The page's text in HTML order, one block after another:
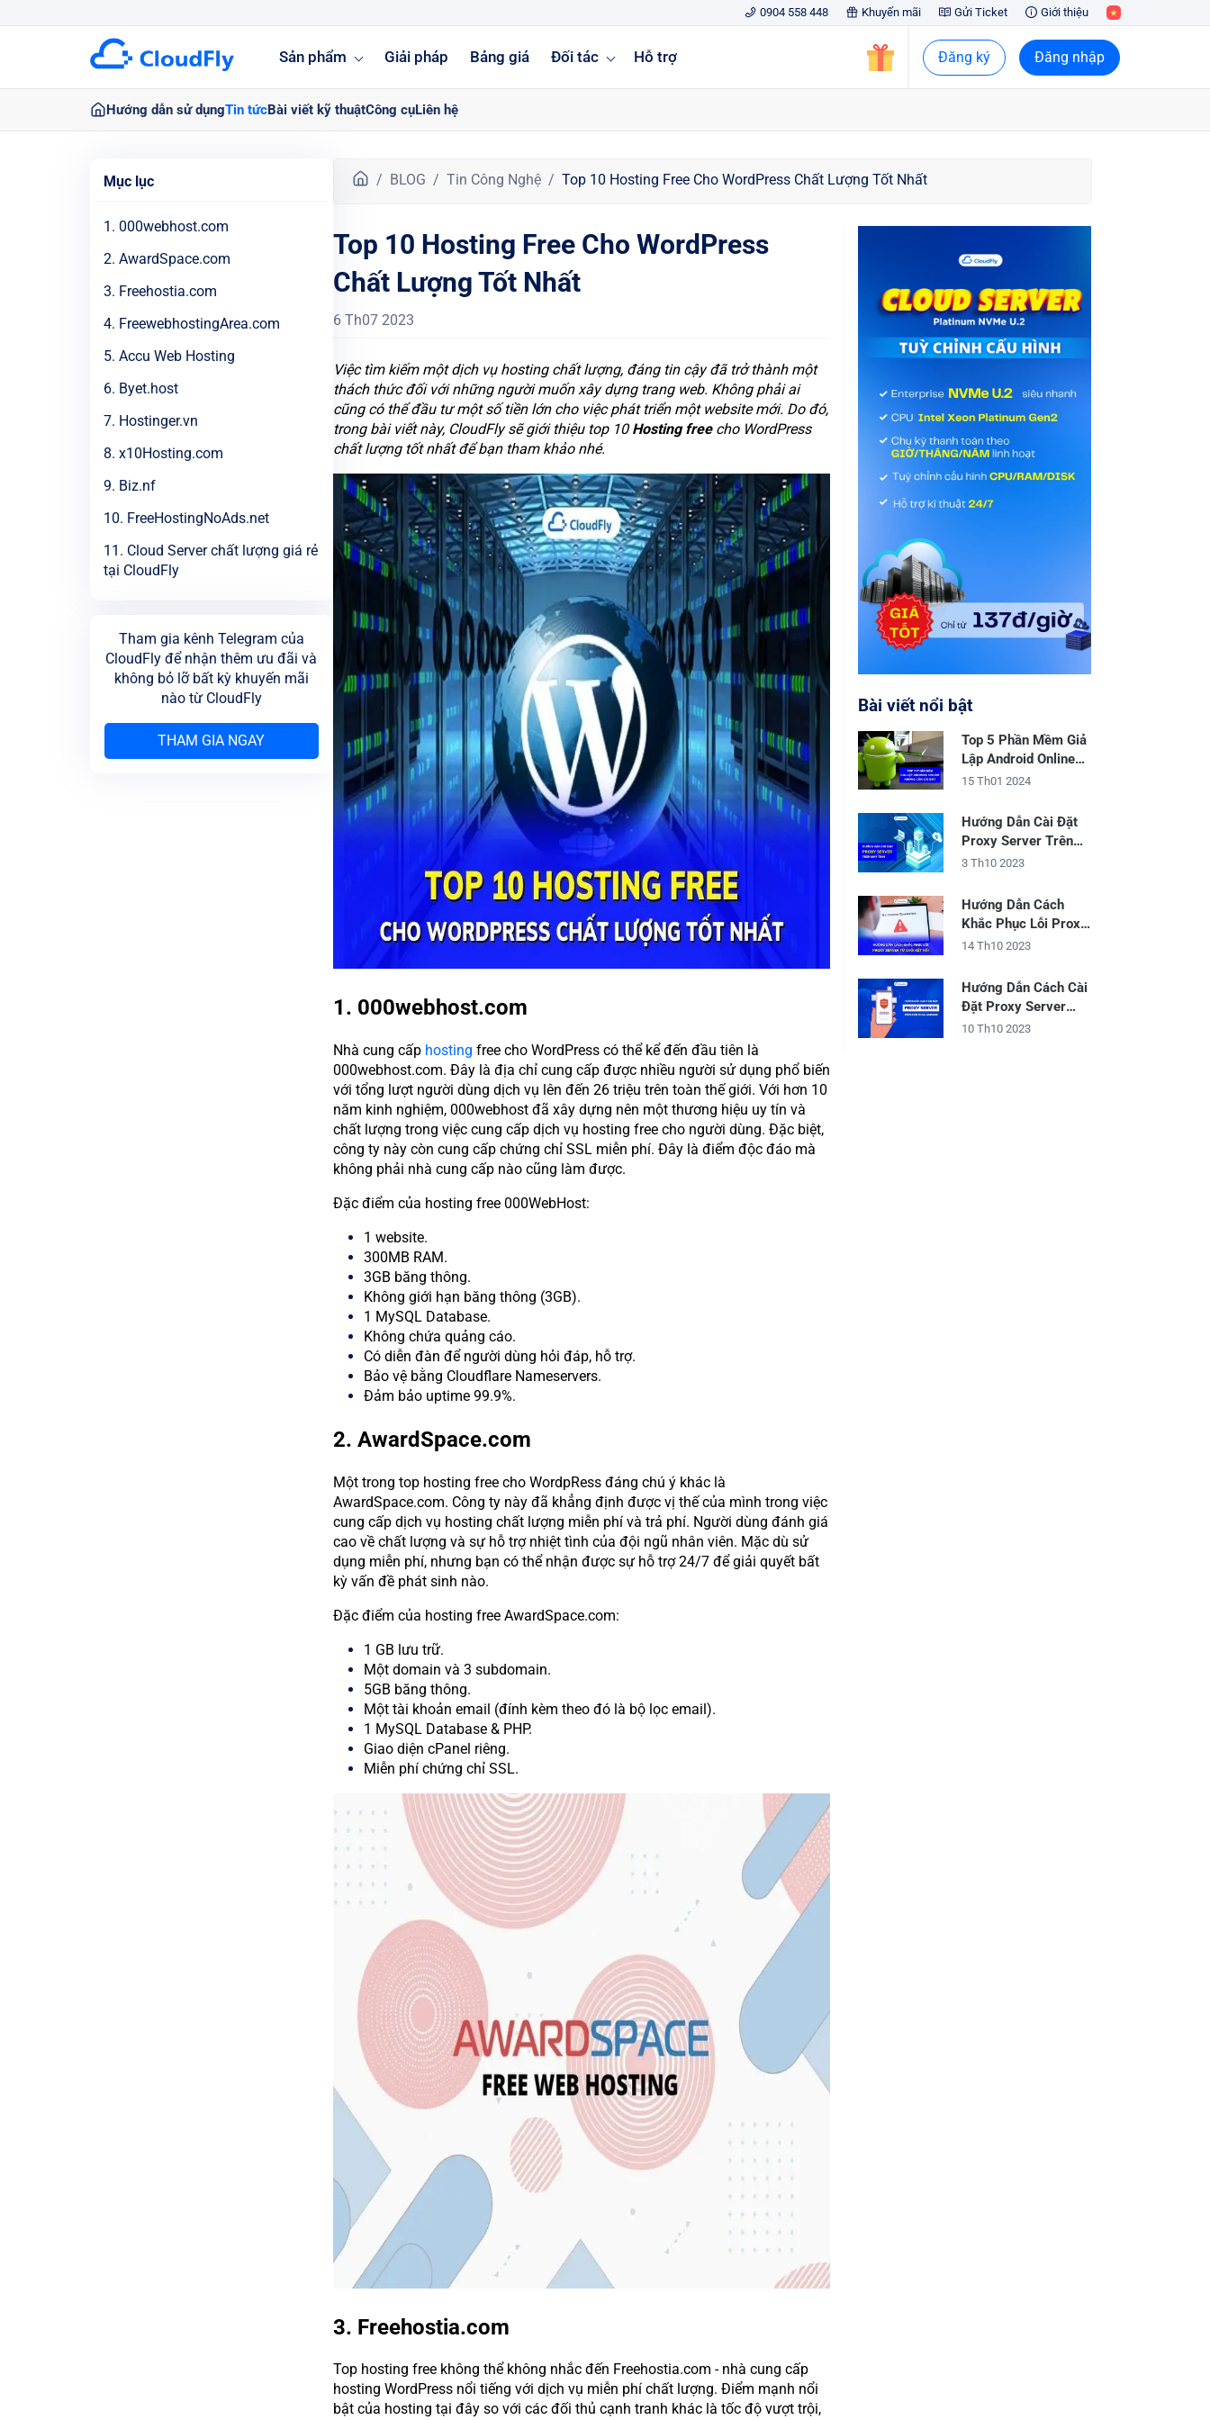
0904 558 448 Khuyến mãi Gửi Ticket Giới thiệu
Sản phẩm Giải pháp Bảng giá Đối tác Hỗ trợ Đăng ký Đăng nhập
Hướng dẫn sử dụngTin tứcBài viết kỹ thuậtCông cụLiên hệ
Mục lục
1. 000webhost.com
2. AwardSpace.com
3. Freehostia.com
4. FreewebhostingArea.com
5. Accu Web Hosting
6. Byet.host
7. Hostinger.vn
8. x10Hosting.com
9. Biz.nf
10. FreeHostingNoAds.net
11. Cloud Server chất lượng giá rẻ
tại CloudFly
Tham gia kênh Telegram của
CloudFly để nhận thêm ưu đãi và
không bỏ lỡ bất kỳ khuyến mãi
nào từ CloudFly
THAM GIA NGAY
T
n
g
c
h
ủ
BLOG Tin Công Nghệ Top 10 Hosting Free Cho WordPress Chất Lượng Tốt Nhất
Top 10 Hosting Free Cho WordPress
Chất Lượng Tốt Nhất
6 Th07 2023
Việc tìm kiếm một dịch vụ hosting chất lượng, đáng tin cậy đã trở thành một
thách thức đối với những người muốn xây dựng trang web. Không phải ai
cũng có thể đầu tư một số tiền lớn cho việc phát triển một website mới. Do đó,
trong bài viết này, CloudFly sẽ giới thiệu top 10 Hosting freecho WordPress
chất lượng tốt nhất để bạn tham khảo nhé.
1. 000webhost.com
Nhà cung cấp hosting free cho WordPress có thể kể đến đầu tiên là
000webhost.com. Đây là địa chỉ cung cấp được nhiều người sử dụng phổ biến
với tổng lượt người dùng dịch vụ lên đến 26 triệu trên toàn thế giới. Với hơn 10
năm kinh nghiệm, 000webhost đã xây dựng nên một thương hiệu uy tín và
chất lượng trong việc cung cấp dịch vụ hosting free cho người dùng. Đặc biệt,
công ty này còn cung cấp chứng chỉ SSL miễn phí. Đây là điểm độc đáo mà
không phải nhà cung cấp nào cũng làm được.
Đặc điểm của hosting free 000WebHost:
1 website.
300MB RAM.
3GB băng thông.
Không giới hạn băng thông (3GB).
1 MySQL Database.
Không chứa quảng cáo.
Có diễn đàn để người dùng hỏi đáp, hỗ trợ.
Bảo vệ bằng Cloudflare Nameservers.
Đảm bảo uptime 99.9%.
2. AwardSpace.com
Một trong top hosting free cho WordpRess đáng chú ý khác là
AwardSpace.com. Công ty này đã khẳng định được vị thế của mình trong việc
cung cấp dịch vụ hosting chất lượng miễn phí và trả phí. Người dùng đánh giá
cao về chất lượng và sự hỗ trợ nhiệt tình của đội ngũ nhân viên. Mặc dù sử
dụng miễn phí, nhưng bạn có thể nhận được sự hỗ trợ 24/7 để giải quyết bất
kỳ vấn đề phát sinh nào.
Đặc điểm của hosting free AwardSpace.com:
1 GB lưu trữ.
Một domain và 3 subdomain.
5GB băng thông.
Một tài khoản email (đính kèm theo đó là bộ lọc email).
1 MySQL Database & PHP.
Giao diện cPanel riêng.
Miễn phí chứng chỉ SSL.
3. Freehostia.com
Top hosting free không thể không nhắc đến Freehostia.com - nhà cung cấp
hosting WordPress nổi tiếng với dịch vụ miễn phí chất lượng. Điểm mạnh nổi
bật của hosting tại đây so với các đối thủ cạnh tranh khác là tốc độ vượt trội,
Bài viết nổi bật
Top 5 Phần Mềm Giả
Lập Android Online
Không Cần Cài Đặt
15 Th01 2024
Hướng Dẫn Cài Đặt
Proxy Server Trên
Máy Tính
3 Th10 2023
Hướng Dẫn Cách
Khắc Phục Lỗi Proxy
Server Từ Chối Kết
14 Th10 2023
Hướng Dẫn Cách Cài
Đặt Proxy Server
Trên Điện Thoại
10 Th10 2023